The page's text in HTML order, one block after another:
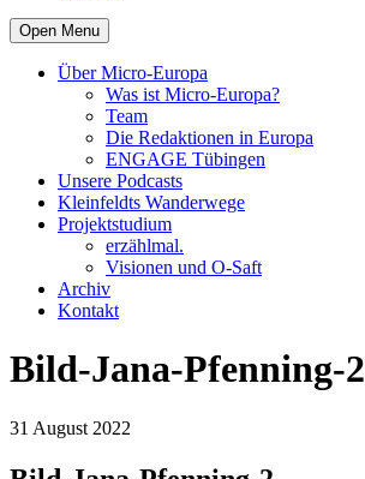
Open Menu
Über Micro-Europa
Was ist Micro-Europa?
Team
Die Redaktionen in Europa
ENGAGE Tübingen
Unsere Podcasts
Kleinfeldts Wanderwege
Projektstudium
erzählmal.
Visionen und O-Saft
Archiv
Kontakt
Bild-Jana-Pfenning-2
31 August 2022